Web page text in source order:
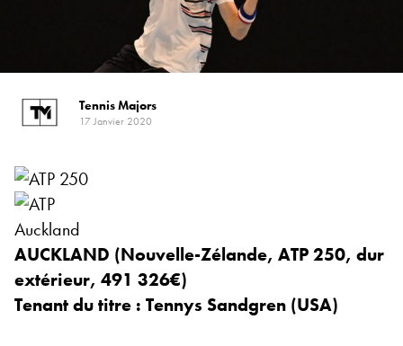
Tennis Majors
17 Janvier 2020
AUCKLAND (Nouvelle-Zélande, ATP 250, dur
extérieur, 491 326€)
Tenant du titre : Tennys Sandgren (USA)